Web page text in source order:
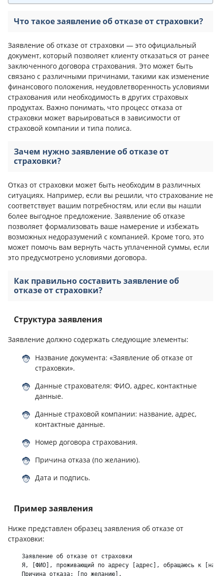
Что такое заявление об отказе от страховки?
Заявление об отказе от страховки — это официальный
документ, который позволяет клиенту отказаться от ранее
заключенного договора страхования. Это может быть
связано с различными причинами, такими как изменение
финансового положения, неудовлетворенность условиями
страхования или необходимость в других страховых
продуктах. Важно понимать, что процесс отказа от
страховки может варьироваться в зависимости от
страховой компании и типа полиса.
Зачем нужно заявление об отказе от
страховки?
Отказ от страховки может быть необходим в различных
ситуациях. Например, если вы решили, что страхование не
соответствует вашим потребностям, или если вы нашли
более выгодное предложение. Заявление об отказе
позволяет формализовать ваше намерение и избежать
возможных недоразумений с компанией. Кроме того, это
может помочь вам вернуть часть уплаченной суммы, если
это предусмотрено условиями договора.
Как правильно составить заявление об
отказе от страховки?
Структура заявления
Заявление должно содержать следующие элементы:
Название документа: «Заявление об отказе от
страховки».
Данные страхователя: ФИО, адрес, контактные
данные.
Данные страховой компании: название, адрес,
контактные данные.
Номер договора страхования.
Причина отказа (по желанию).
Дата и подпись.
Пример заявления
Ниже представлен образец заявления об отказе от
страховки:
    Заявление об отказе от страховки
Я, [ФИО], проживающий по адресу [адрес], обращаюсь к
    Причина отказа: [по желанию].